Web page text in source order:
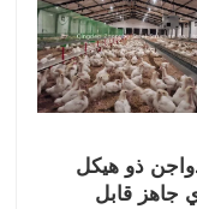
ذو هيكل
جاهز قابل